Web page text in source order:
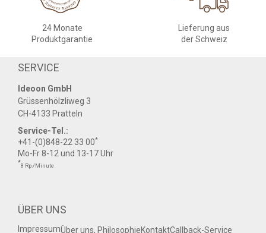
24 Monate
Produktgarantie
Lieferung aus
der Schweiz
SERVICE
Ideoon GmbH
Grüssenhölzliweg 3
CH-4133 Pratteln
Service-Tel.:
+41-(0)848-22 33 00*
Mo-Fr 8-12 und 13-17 Uhr
*8 Rp./Minute
ÜBER UNS
ImpressumÜber uns, PhilosophieKontaktCallback-Service